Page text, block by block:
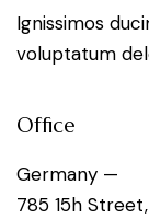
Ignissimos
voluptatum
Office
Germany —
785 15h